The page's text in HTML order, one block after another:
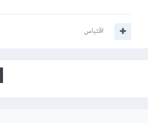
اقتباس